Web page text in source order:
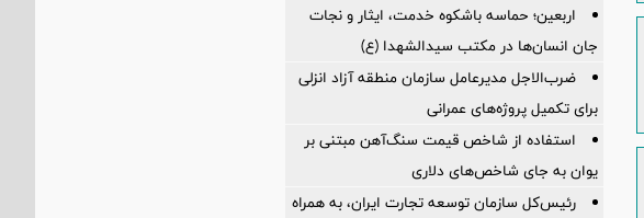
اربعین؛ حماسه باشکوه خدمت، ایثار و نجات
جان انسان‌ها در مکتب سیدالشهدا (ع)
ضرب‌الاجل مدیرعامل سازمان منطقه آزاد انزلی
برای تكمیل پروژه‌های عمرانی
استفاده از شاخص قیمت سنگ‌آهن مبتنی بر
یوان به جای شاخص‌های دلاری
رئیس‌کل سازمان توسعه تجارت ایران، به همراه